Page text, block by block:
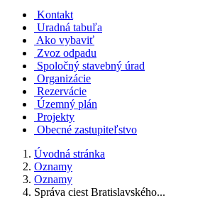
Kontakt
Uradná tabuľa
Ako vybaviť
Zvoz odpadu
Spoločný stavebný úrad
Organizácie
Rezervácie
Územný plán
Projekty
Obecné zastupiteľstvo
Úvodná stránka
Oznamy
Oznamy
Správa ciest Bratislavského...